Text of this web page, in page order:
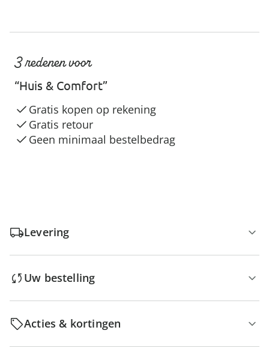
3 redenen voor
“Huis & Comfort”
Gratis kopen op rekening
Gratis retour
Geen minimaal bestelbedrag
Levering
Uw bestelling
Acties & kortingen